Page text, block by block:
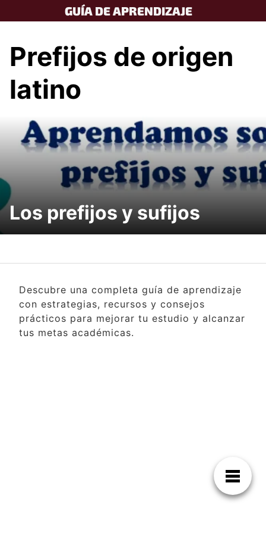
to
GUÍA DE APRENDIZAJE
Prefijos de origen
latino
Los prefijos y sufijos
Descubre una completa guía de aprendizaje
con estrategias, recursos y consejos
prácticos para mejorar tu estudio y alcanzar
tus metas académicas.